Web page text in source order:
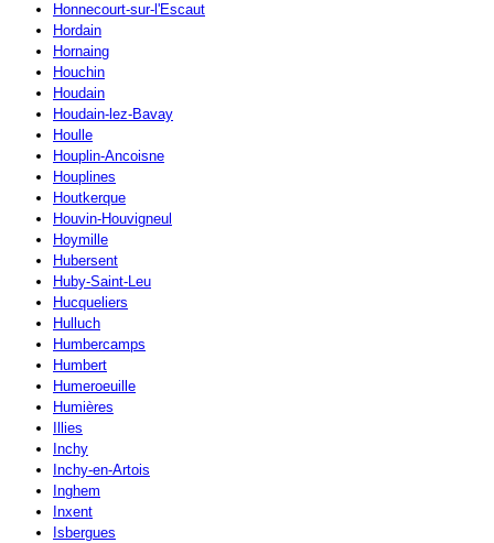
Honnecourt-sur-l'Escaut
Hordain
Hornaing
Houchin
Houdain
Houdain-lez-Bavay
Houlle
Houplin-Ancoisne
Houplines
Houtkerque
Houvin-Houvigneul
Hoymille
Hubersent
Huby-Saint-Leu
Hucqueliers
Hulluch
Humbercamps
Humbert
Humeroeuille
Humières
Illies
Inchy
Inchy-en-Artois
Inghem
Inxent
Isbergues